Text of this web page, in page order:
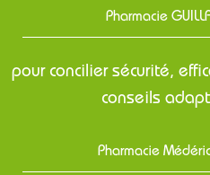
Pharmacie
pour concilier sécurité,
conseils
Pharmacie